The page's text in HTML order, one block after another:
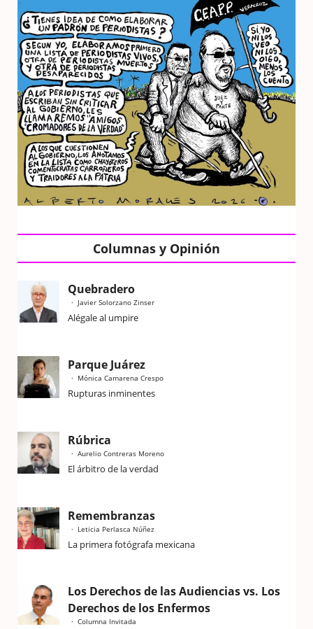
Columnas y Opinión
Quebradero
Javier Solorzano Zinser
Alégale al umpire
Parque Juárez
Mónica Camarena Crespo
Rupturas inminentes
Rúbrica
Aurelio Contreras Moreno
El árbitro de la verdad
Remembranzas
Leticia Perlasca Núñez
La primera fotógrafa mexicana
Los Derechos de las Audiencias vs. Los
Derechos de los Enfermos
Columna Invitada